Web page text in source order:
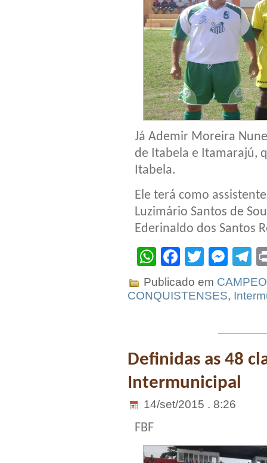
Já Ademir Moreira
de Itabela e Itamarajú,
Itabela.
Ele terá como
Luzimário Santos de
Ederinaldo dos Santos
WhatsApp
Facebook
Twitter
Publicado em
CONQUISTENSES,
Definidas as 48
Intermunicipal
14/set/2015 . 8:26
FBF